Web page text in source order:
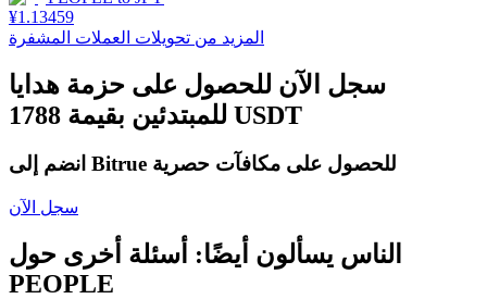
Launchpool
الرهان المرن لكسب العملات الرقمية الشهيرة
¥1.13459
المزيد من تحويلات العملات المشفرة
سجل الآن للحصول على حزمة هدايا
للمبتدئين بقيمة 1788 USDT
انضم إلى Bitrue للحصول على مكافآت حصرية
سجل الآن
الناس يسألون أيضًا: أسئلة أخرى حول
PEOPLE